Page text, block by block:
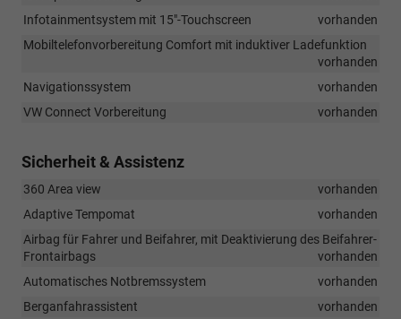
Infotainmentsystem mit 15"-Touchscreen
vorhanden
Mobiltelefonvorbereitung Comfort mit induktiver Ladefunktion
vorhanden
Navigationssystem
vorhanden
VW Connect Vorbereitung
vorhanden
Sicherheit & Assistenz
360 Area view
vorhanden
Adaptive Tempomat
vorhanden
Airbag für Fahrer und Beifahrer, mit Deaktivierung des Beifahrer-
Frontairbags
vorhanden
Automatisches Notbremssystem
vorhanden
Berganfahrassistent
vorhanden